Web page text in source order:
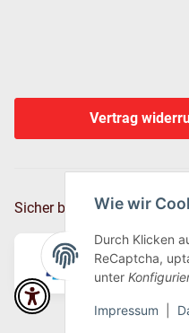
Wie wir
Durch Klicken
ReCaptcha,
unter
Impressum
Vertrag
Sicher bezahlen via: